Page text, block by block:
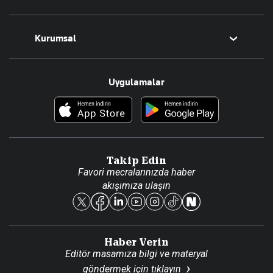
Magazin
Teknoloji
Resmî Ilanlar
Foto Haber
Kurumsal
Hakkımızda
Künye
Reklam Ver
Uygulamalar
Takip Edin
Favori mecralarınızda haber
akışımıza ulaşın
Haber Verin
Editör masamıza bilgi ve materyal
göndermek için tıklayın